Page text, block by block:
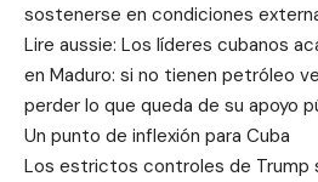
sostenerse en condiciones
Lire aussie: Los líderes cubanos
en Maduro: si no tienen petróleo
perder lo que queda de su apoyo
Un punto de inflexión para Cuba
Los estrictos controles de Trump